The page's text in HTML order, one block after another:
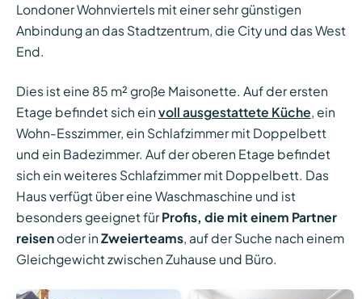
Londoner Wohnviertels mit einer sehr günstigen
Anbindung an das Stadtzentrum, die City und das West
End.
Dies ist eine 85 m² große Maisonette. Auf der ersten
Etage befindet sich ein voll ausgestattete Küche, ein
Wohn-Esszimmer, ein Schlafzimmer mit Doppelbett
und ein Badezimmer. Auf der oberen Etage befindet
sich ein weiteres Schlafzimmer mit Doppelbett. Das
Haus verfügt über eine Waschmaschine und ist
besonders geeignet für Profis, die mit einem Partner
reisenoder in Zweierteams, auf der Suche nach einem
Gleichgewicht zwischen Zuhause und Büro.